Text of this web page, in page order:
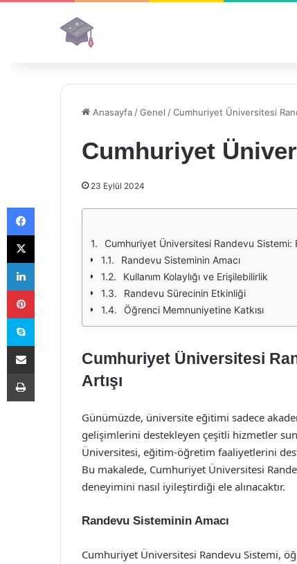
Anasayfa /Genel /Cumhuriyet Üniversitesi
Cumhuriyet
23 Eylül 2024
Cumhuriyet Üniversitesi Randevu Sistemi:
Randevu Sisteminin Amacı
Kullanım Kolaylığı ve Erişilebilirlik
Randevu Sürecinin Etkinliği
Öğrenci Memnuniyetine Katkısı
Cumhuriyet Üniversitesi
Artışı
Günümüzde, üniversite eğitimi sadece
gelişimlerini destekleyen çeşitli hizmetler
Üniversitesi, eğitim-öğretim faaliyetlerini
Bu makalede, Cumhuriyet Üniversitesi
deneyimini nasıl iyileştirdiği ele alınacaktır.
Randevu Sisteminin Amacı
Cumhuriyet Üniversitesi Randevu Sistemi,
Facebook
X
LinkedIn
Pinterest
Skype
E-Posta ile paylaş